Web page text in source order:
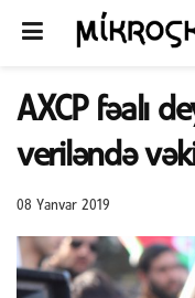
AXCP fəalı
veriləndə
08 Yanvar 2019